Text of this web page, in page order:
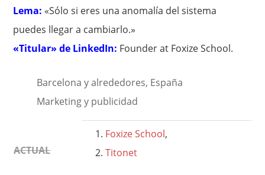
Lema: «Sólo si eres una anomalía del sistema
puedes llegar a cambiarlo.»
«Titular» de LinkedIn: Founder at Foxize School.
Barcelona y alrededores, España
Marketing y publicidad
ACTUAL
Foxize School,
Titonet